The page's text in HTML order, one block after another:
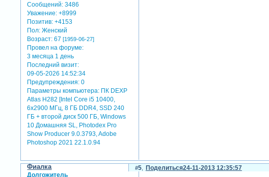
Сообщений: 3486
Уважение: +8999
Позитив: +4153
Пол: Женский
Возраст: 67[1959-06-27]
Провел на форуме:
3 месяца 1 день
Последний визит:
09-05-2026 14:52:34
Предупреждения: 0
Параметры компьютера: ПК DEXP
Atlas H282 [Intel Core i5 10400,
6x2900 МГц, 8 ГБ DDR4, SSD 240
ГБ + второй диск 500 ГБ, Windows
10 Домашняя SL, Photodex Pro
Show Producer 9.0.3793, Adobe
Photoshop 2021 22.1.0.94
Поделиться
5 24-11-2013 12:35:57
Фиалка
Долгожитель